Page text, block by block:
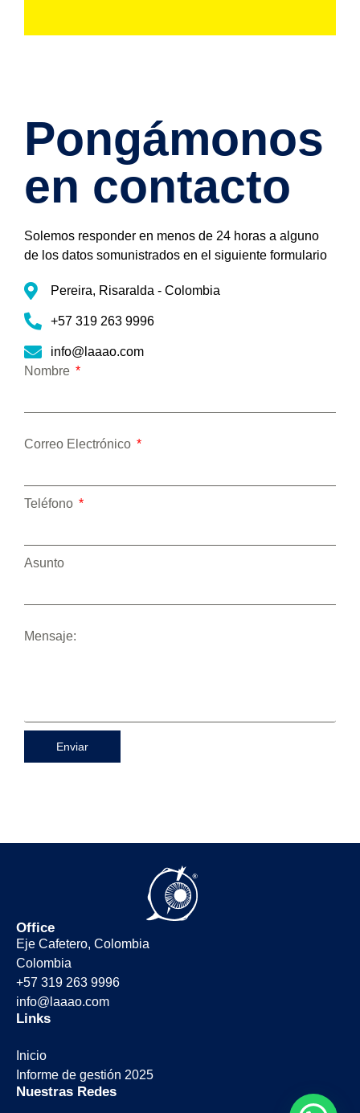
Pongámonos
en contacto
Solemos responder en menos de 24 horas a alguno
de los datos somunistrados en el siguiente formulario
Pereira, Risaralda - Colombia
+57 319 263 9996
info@laaao.com
Nombre
Correo Electrónico
Teléfono
Asunto
Mensaje:
Enviar
Office
Eje Cafetero, Colombia
Colombia
+57 319 263 9996
info@laaao.com
Links
Inicio
Informe de gestión 2025
Nuestras Redes